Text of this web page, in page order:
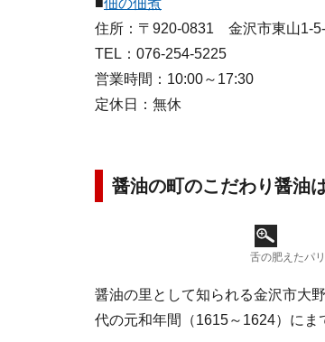
■佃の佃煮
住所：〒920-0831 金沢市東山1-
TEL：076-254-5225
営業時間：10:00～17:30
定休日：無休
醤油の町のこだわり醤油
舌の肥えたパ
醤油の里として知られる金沢市大
代の元和年間（1615～1624）にま